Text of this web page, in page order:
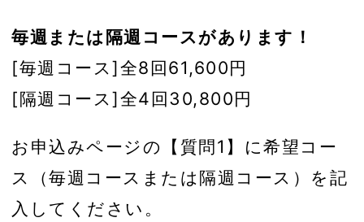
毎週または隔週コースがあります！
[毎週コース]全8回61,600円
[隔週コース]全4回30,800円
お申込みページの【質問1】に希望コー
ス（毎週コースまたは隔週コース）を記
入してください。